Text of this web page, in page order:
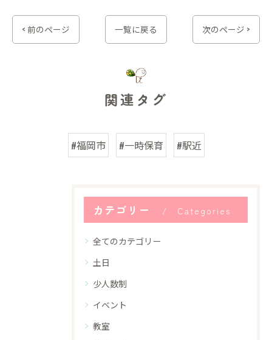
< 前のページ 一覧に戻る 次のページ >
関連タグ
#福岡市 #一時保育 #駅近
カテゴリー Categories
全てのカテゴリー
土日
少人数制
イベント
教室